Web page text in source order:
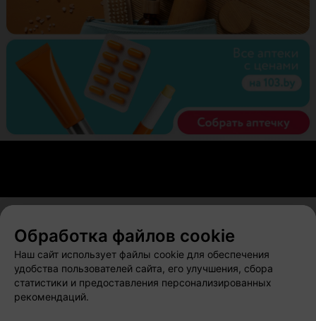
О проекте Новости проекта
Вакансии
Публичный договор
Способы оплаты
Публичный договор по использованию сервиса
Обработка файлов cookie
Наш сайт использует файлы cookie для обеспечения
удобства пользователей сайта, его улучшения, сбора
статистики и предоставления персонализированных
рекомендаций.